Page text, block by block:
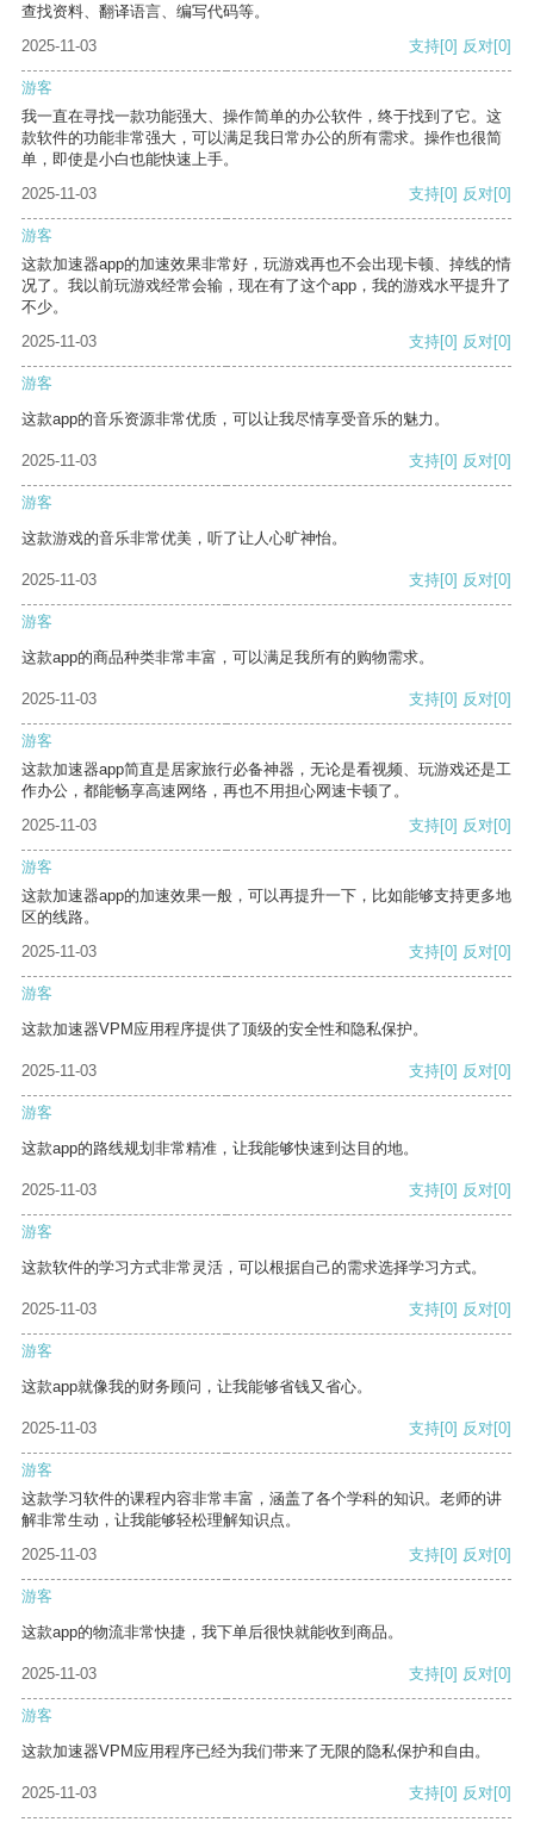
查找资料、翻译语言、编写代码等。
2025-11-03
支持[0] 反对[0]
游客
我一直在寻找一款功能强大、操作简单的办公软件，终于找到了它。这
款软件的功能非常强大，可以满足我日常办公的所有需求。操作也很简
单，即使是小白也能快速上手。
2025-11-03
支持[0] 反对[0]
游客
这款加速器app的加速效果非常好，玩游戏再也不会出现卡顿、掉线的情
况了。我以前玩游戏经常会输，现在有了这个app，我的游戏水平提升了
不少。
2025-11-03
支持[0] 反对[0]
游客
这款app的音乐资源非常优质，可以让我尽情享受音乐的魅力。
2025-11-03 支持[0] 反对[0]
游客
这款游戏的音乐非常优美，听了让人心旷神怡。
2025-11-03 支持[0] 反对[0]
游客
这款app的商品种类非常丰富，可以满足我所有的购物需求。
2025-11-03 支持[0] 反对[0]
游客
这款加速器app简直是居家旅行必备神器，无论是看视频、玩游戏还是工
作办公，都能畅享高速网络，再也不用担心网速卡顿了。
2025-11-03
支持[0] 反对[0]
游客
这款加速器app的加速效果一般，可以再提升一下，比如能够支持更多地
区的线路。
2025-11-03
支持[0] 反对[0]
游客
这款加速器VPM应用程序提供了顶级的安全性和隐私保护。
2025-11-03 支持[0] 反对[0]
游客
这款app的路线规划非常精准，让我能够快速到达目的地。
2025-11-03 支持[0] 反对[0]
游客
这款软件的学习方式非常灵活，可以根据自己的需求选择学习方式。
2025-11-03 支持[0] 反对[0]
游客
这款app就像我的财务顾问，让我能够省钱又省心。
2025-11-03 支持[0] 反对[0]
游客
这款学习软件的课程内容非常丰富，涵盖了各个学科的知识。老师的讲
解非常生动，让我能够轻松理解知识点。
2025-11-03
支持[0] 反对[0]
游客
这款app的物流非常快捷，我下单后很快就能收到商品。
2025-11-03 支持[0] 反对[0]
游客
这款加速器VPM应用程序已经为我们带来了无限的隐私保护和自由。
2025-11-03 支持[0] 反对[0]